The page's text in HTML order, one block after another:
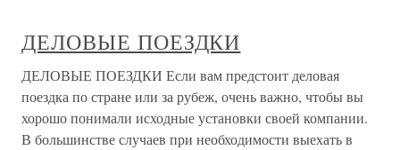
ДЕЛОВЫЕ ПОЕЗДКИ
ДЕЛОВЫЕ ПОЕЗДКИ Если вам предстоит деловая
поездка по стране или за рубеж, очень важно, чтобы вы
хорошо понимали исходные установки своей компании.
В большинстве случаев при необходимости выехать в